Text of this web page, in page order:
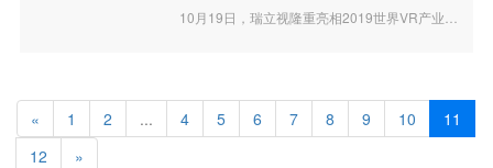
« 1 2 ... 4 5 6 7 8 9 10
11
12
»